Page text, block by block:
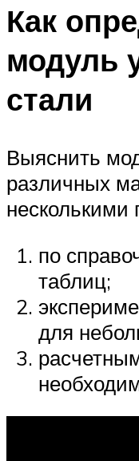
Как
модуль
стали
Выяснить
различных
несколькими
по
таблиц;
для